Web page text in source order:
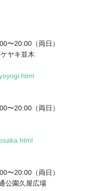
〜20:00（両日）
ヤキ並木
〜20:00（両日）
〜20:00（両日）
公園久屋広場